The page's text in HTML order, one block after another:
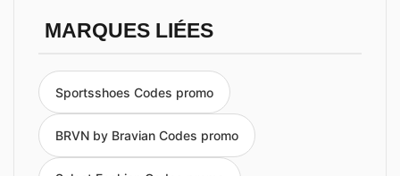
MARQUES LIÉES
Sportsshoes Codes promo
BRVN by Bravian Codes promo